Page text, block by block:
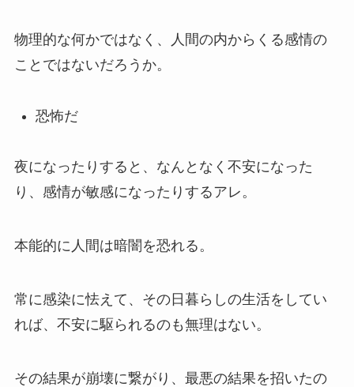
物理的な何かではなく、人間の内からくる感情の
ことではないだろうか。
恐怖だ
夜になったりすると、なんとなく不安になった
り、感情が敏感になったりするアレ。
本能的に人間は暗闇を恐れる。
常に感染に怯えて、その日暮らしの生活をしてい
れば、不安に駆られるのも無理はない。
その結果が崩壊に繋がり、最悪の結果を招いたの